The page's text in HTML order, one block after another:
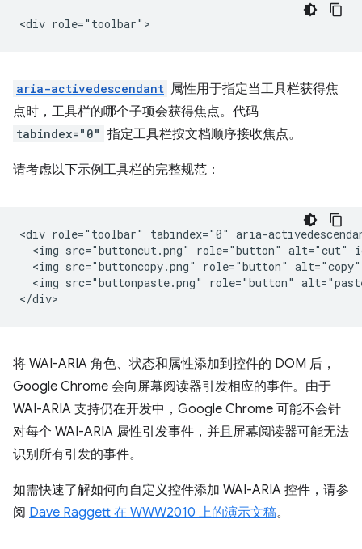
aria-activedescendant 属性用于指定当工具栏获得焦
点时，工具栏的哪个子项会获得焦点。代码
tabindex="0" 指定工具栏按文档顺序接收焦点。
请考虑以下示例工具栏的完整规范：
<div role="toolbar" tabindex="0" aria-
<img src="buttoncut.png" role="button" alt="cut"
<img src="buttoncopy.png" role="button"
<img src="buttonpaste.png" role="button"
将 WAI-ARIA 角色、状态和属性添加到控件的 DOM 后，
Google Chrome 会向屏幕阅读器引发相应的事件。由于
WAI-ARIA 支持仍在开发中，Google Chrome 可能不会针
对每个 WAI-ARIA 属性引发事件，并且屏幕阅读器可能无法
识别所有引发的事件。
如需快速了解如何向自定义控件添加 WAI-ARIA 控件，请参
阅 Dave Raggett 在 WWW2010 上的演示文稿。